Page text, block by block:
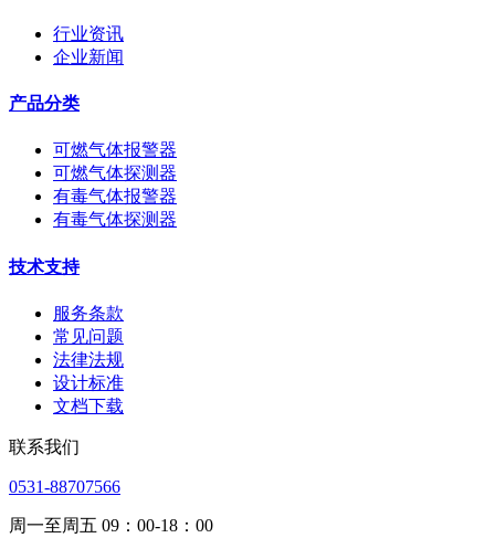
行业资讯
企业新闻
产品分类
可燃气体报警器
可燃气体探测器
有毒气体报警器
有毒气体探测器
技术支持
服务条款
常见问题
法律法规
设计标准
文档下载
联系我们
0531-88707566
周一至周五 09：00-18：00